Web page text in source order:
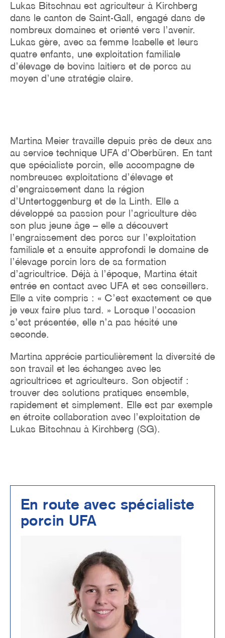
Lukas Bitschnau est agriculteur à Kirchberg
dans le canton de Saint-Gall, engagé dans de
nombreux domaines et orienté vers l’avenir.
Lukas gère, avec sa femme Isabelle et leurs
quatre enfants, une exploitation familiale
d’élevage de bovins laitiers et de porcs au
moyen d’une stratégie claire.
Martina Meier travaille depuis près de deux ans
au service technique UFA d’Oberbüren. En tant
que spécialiste porcin, elle accompagne de
nombreuses exploitations d’élevage et
d’engraissement dans la région
d’Untertoggenburg et de la Linth. Elle a
développé sa passion pour l’agriculture dès
son plus jeune âge – elle a découvert
l’engraissement des porcs sur l’exploitation
familiale et a ensuite approfondi le domaine de
l’élevage porcin lors de sa formation
d’agricultrice. Déjà à l’époque, Martina était
entrée en contact avec UFA et ses conseillers.
Elle a vite compris : « C’est exactement ce que
je veux faire plus tard. » Lorsque l’occasion
s’est présentée, elle n’a pas hésité une
seconde.
Martina apprécie particulièrement la diversité de
son travail et les échanges avec les
agricultrices et agriculteurs. Son objectif :
trouver des solutions pratiques ensemble,
rapidement et simplement. Elle est par exemple
en étroite collaboration avec l’exploitation de
Lukas Bitschnau à Kirchberg (SG).
En route avec spécialiste
porcin UFA